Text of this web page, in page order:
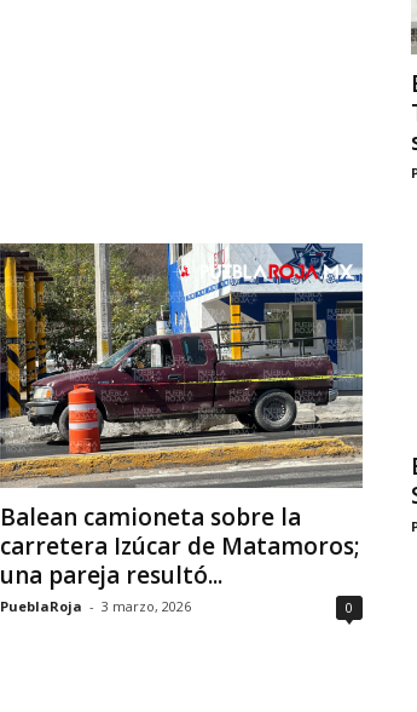
Balean camioneta sobre la
carretera Izúcar de Matamoros;
una pareja resultó...
PueblaRoja - 3 marzo, 2026 0